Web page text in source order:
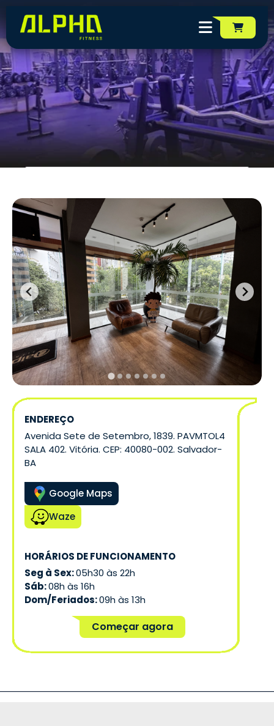
Unidade
VITÓRIA BOULEVARD
Unidades da Rede Alpha
ENDEREÇO
Avenida Sete de Setembro, 1839. PAVMTOL4
SALA 402. Vitória. CEP: 40080-002. Salvador-
BA
Google Maps
Waze
HORÁRIOS DE FUNCIONAMENTO
Seg à Sex:05h30 às 22h
Sáb:08h às 16h
Dom/Feriados:09h às 13h
Começar agora